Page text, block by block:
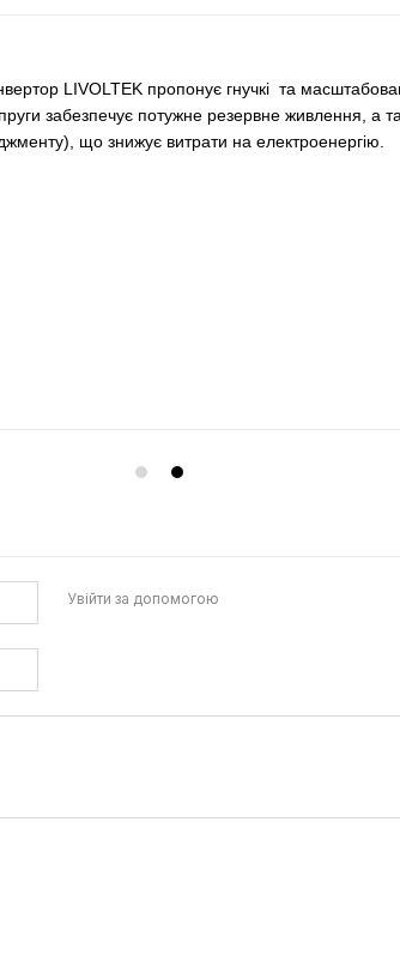
LIVOLTEK пропонує гнучкі та
забезпечує потужне резервне живлення, а
що знижує витрати на електроенергію.
функція AFCI (захист від дугового пробою)
Увійти за допомогою